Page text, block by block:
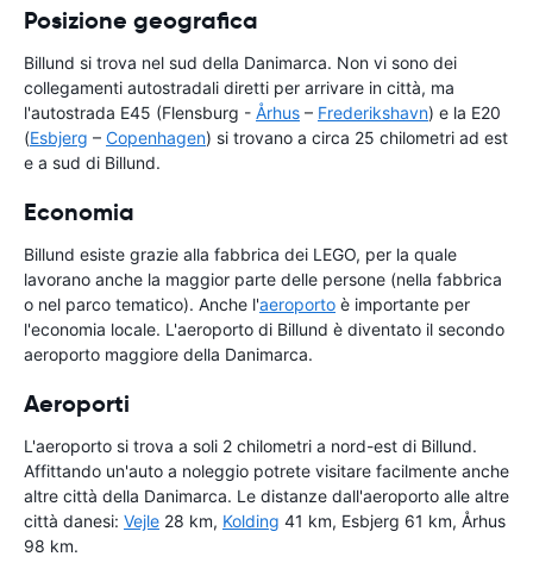
Posizione geografica
Billund si trova nel sud della Danimarca. Non vi sono dei
collegamenti autostradali diretti per arrivare in città, ma
l'autostrada E45 (Flensburg - Århus – Frederikshavn) e la E20
(Esbjerg – Copenhagen) si trovano a circa 25 chilometri ad est
e a sud di Billund.
Economia
Billund esiste grazie alla fabbrica dei LEGO, per la quale
lavorano anche la maggior parte delle persone (nella fabbrica
o nel parco tematico). Anche l'aeroporto è importante per
l'economia locale. L'aeroporto di Billund è diventato il secondo
aeroporto maggiore della Danimarca.
Aeroporti
L'aeroporto si trova a soli 2 chilometri a nord-est di Billund.
Affittando un'auto a noleggio potrete visitare facilmente anche
altre città della Danimarca. Le distanze dall'aeroporto alle altre
città danesi: Vejle 28 km, Kolding 41 km, Esbjerg 61 km, Århus
98 km.